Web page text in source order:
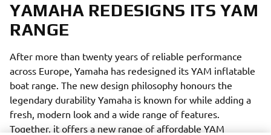
YAMAHA REDESIGNS ITS YAM
RANGE
After more than twenty years of reliable performance
across Europe, Yamaha has redesigned its YAM inflatable
boat range. The new design philosophy honours the
legendary durability Yamaha is known for while adding a
fresh, modern look and a wide range of features.
Together, it offers a new range of affordable YAM